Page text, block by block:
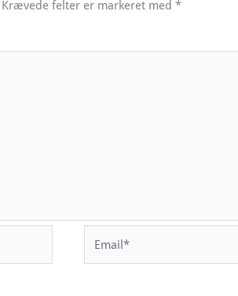
Krævede felter er markeret med *